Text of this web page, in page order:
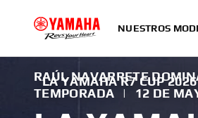
NUESTROS
LA YAMAHA R7 CUP
RAÚL NAVARRETE
TEMPORADA
| 12 DE